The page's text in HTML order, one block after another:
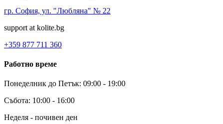
гр. София, ул. "Любляна" № 22
support at kolite.bg
+359 877 711 360
Работно време
Понеделник до Петък: 09:00 - 19:00
Събота: 10:00 - 16:00
Неделя - почивен ден